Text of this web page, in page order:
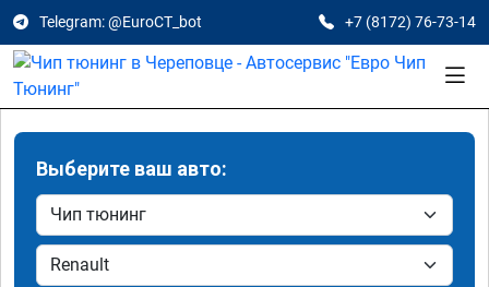
Telegram: @EuroCT_bot +7 (8172) 76-73-14
Выберите ваш авто: